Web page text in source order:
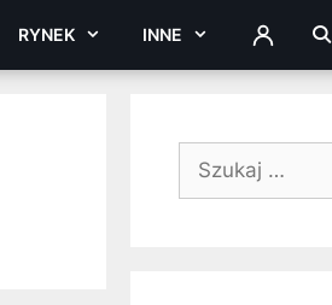
RYNEK INNE ZALOGUJ
Szukaj: